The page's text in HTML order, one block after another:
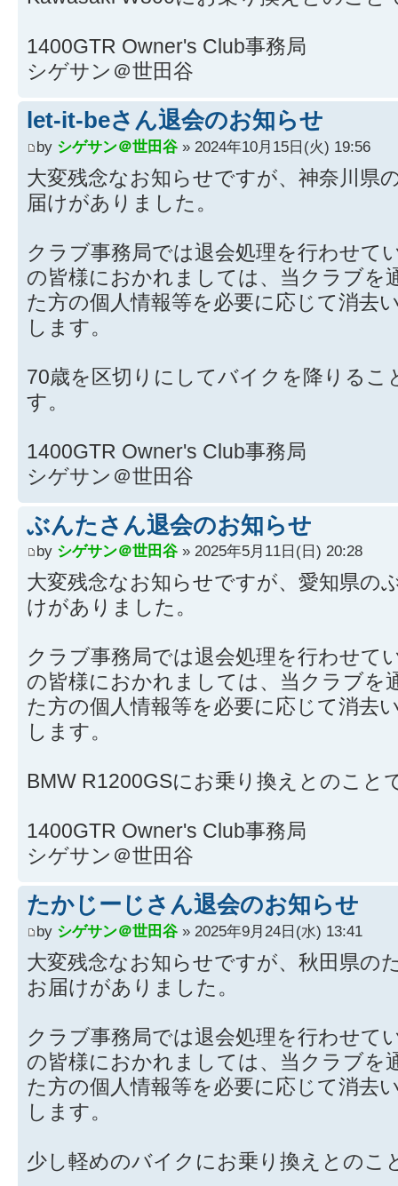
1400GTR Owner's Club事務局
シゲサン＠世田谷
let-it-beさん退会のお知らせ
by シゲサン＠世田谷 » 2024年10月15日(火) 19:56
大変残念なお知らせですが、神奈川県
届けがありました。
クラブ事務局では退会処理を行わせて
の皆様におかれましては、当クラブを
た方の個人情報等を必要に応じて消去
します。
70歳を区切りにしてバイクを降りる
す。
1400GTR Owner's Club事務局
シゲサン＠世田谷
ぶんたさん退会のお知らせ
by シゲサン＠世田谷 » 2025年5月11日(日) 20:28
大変残念なお知らせですが、愛知県の
けがありました。
クラブ事務局では退会処理を行わせて
の皆様におかれましては、当クラブを
た方の個人情報等を必要に応じて消去
します。
BMW R1200GSにお乗り換えとのこと
1400GTR Owner's Club事務局
シゲサン＠世田谷
たかじーじさん退会のお知らせ
by シゲサン＠世田谷 » 2025年9月24日(水) 13:41
大変残念なお知らせですが、秋田県の
お届けがありました。
クラブ事務局では退会処理を行わせて
の皆様におかれましては、当クラブを
た方の個人情報等を必要に応じて消去
します。
少し軽めのバイクにお乗り換えとのこ